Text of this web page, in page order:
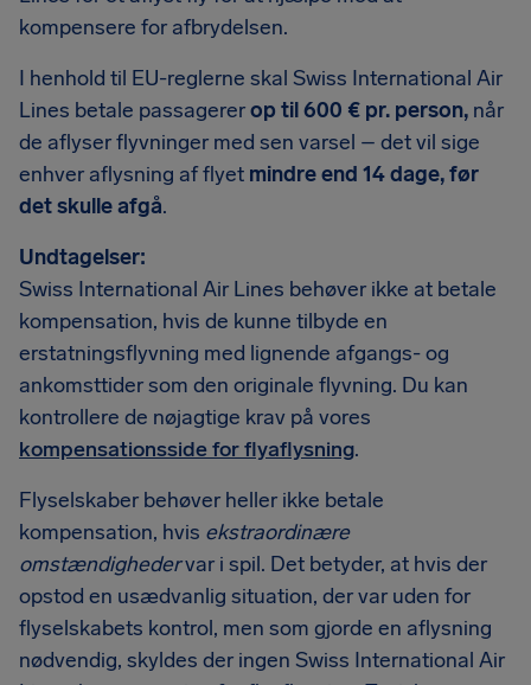
kompensere for afbrydelsen.
I henhold til EU-reglerne skal Swiss International Air
Lines betale passagererop til 600 € pr. person, når
de aflyser flyvninger med sen varsel – det vil sige
enhver aflysning af flyet mindre end 14 dage, før
det skulle afgå.
Undtagelser:
Swiss International Air Lines behøver ikke at betale
kompensation, hvis de kunne tilbyde en
erstatningsflyvning med lignende afgangs- og
ankomsttider som den originale flyvning. Du kan
kontrollere de nøjagtige krav på vores
kompensationsside for flyaflysning.
Flyselskaber behøver heller ikke betale
kompensation, hvis ekstraordinære
omstændighedervar i spil. Det betyder, at hvis der
opstod en usædvanlig situation, der var uden for
flyselskabets kontrol, men som gjorde en aflysning
nødvendig, skyldes der ingen Swiss International Air